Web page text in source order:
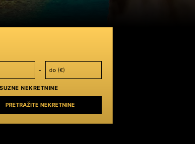
-
NEKRETNINE
PRETRAŽITE NEKRETNINE